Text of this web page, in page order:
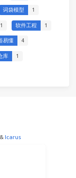
词袋模型 1
1 软件工程 1
易懂 4
库 1
& Icarus